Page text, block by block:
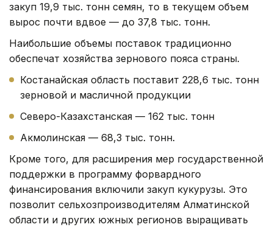
закуп 19,9 тыс. тонн семян, то в текущем объем
вырос почти вдвое — до 37,8 тыс. тонн.
Наибольшие объемы поставок традиционно
обеспечат хозяйства зернового пояса страны.
Костанайская область поставит 228,6 тыс. тонн
зерновой и масличной продукции
Северо-Казахстанская — 162 тыс. тонн
Акмолинская — 68,3 тыс. тонн.
Кроме того, для расширения мер государственной
поддержки в программу форвардного
финансирования включили закуп кукурузы. Это
позволит сельхозпроизводителям Алматинской
области и других южных регионов выращивать